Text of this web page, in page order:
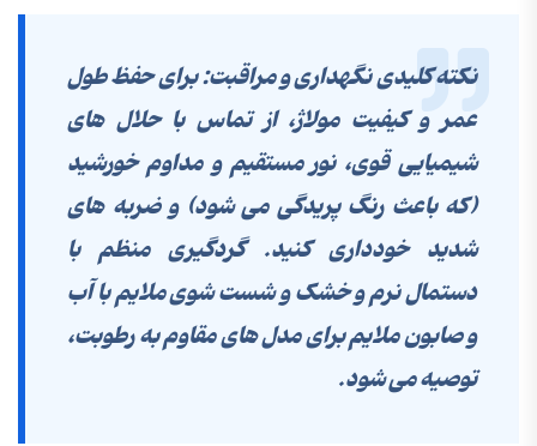
نکته کلیدی نگهداری و مراقبت:برای حفظ طول
عمر و کیفیت مولاژ، از تماس با حلال های
شیمیایی قوی، نور مستقیم و مداوم خورشید
(که باعث رنگ پریدگی می شود) و ضربه های
شدید خودداری کنید. گردگیری منظم با
دستمال نرم و خشک و شست شوی ملایم با آب
و صابون ملایم برای مدل های مقاوم به رطوبت،
توصیه می شود.